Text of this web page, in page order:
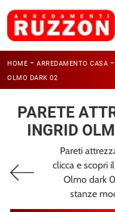
HOME - ARREDAMENTO CASA -
OLMO DARK 02
PARETE
INGRID
Pareti
clicca e scopri
Olmo dark
stanze